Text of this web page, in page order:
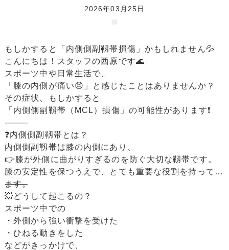
2026年03月25日
もしかすると「内側側副靱帯損傷」かもしれません💦
こんにちは！スタッフの西原です🌊
スポーツ中や日常生活で、
「膝の内側が痛い😣」と感じたことはありませんか？
その症状、もしかすると
「内側側副靱帯（MCL）損傷」の可能性があります❗️
⸻
❓内側側副靱帯とは？
内側側副靱帯は膝の内側にあり、
👉膝が外側に曲がりすぎるのを防ぐ大切な靱帯です。
膝の安定性を保つうえで、とても重要な役割を持ってい
ます。
⸻
💥どうして起こるの？
スポーツ中での
・外側から強い衝撃を受けた
・ひねる動きをした
などがきっかけで、